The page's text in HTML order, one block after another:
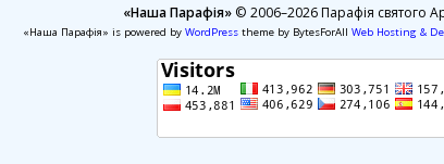
«Наша Парафія»© 2006–2026 Парафія святого
«Наша Парафія» is powered by WordPresstheme by BytesForAll Web Hosting &